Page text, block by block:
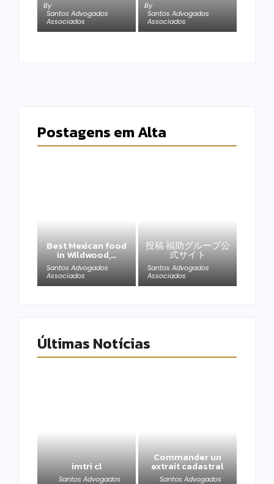
By
Santos Advogados
Associados
By
Santos Advogados
Associados
Postagens em Alta
Best Mexican food
in Wildwood,…
Santos Advogados
Associados
投稿 福助グループ公
式サイト
Santos Advogados
Associados
Últimas Notícias
imtri cl
Santos Advogados
Commander un
extrait cadastral
Santos Advogados